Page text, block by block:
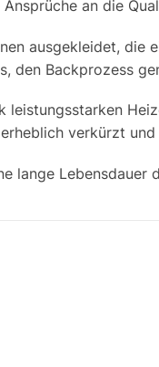
an die
ausgekleidet, die
Backprozess
verkürzt
lange Lebensdauer